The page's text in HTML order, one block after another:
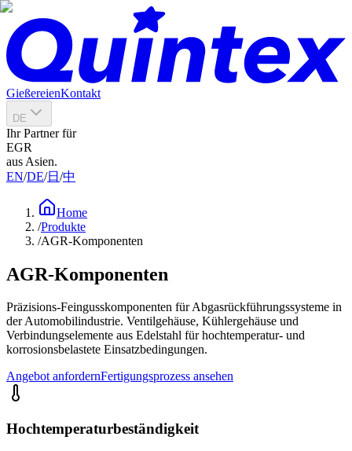
GießereienKontakt
DE
Ihr Partner für
EGR
aus Asien.
EN/DE/日 /中
Home
/Produkte
/AGR-Komponenten
AGR-Komponenten
Präzisions-Feingusskomponenten für Abgasrückführungssysteme in
der Automobilindustrie. Ventilgehäuse, Kühlergehäuse und
Verbindungselemente aus Edelstahl für hochtemperatur- und
korrosionsbelastete Einsatzbedingungen.
Angebot anfordernFertigungsprozess ansehen
Hochtemperaturbeständigkeit